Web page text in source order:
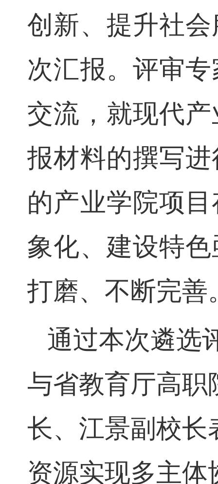
简要介绍产业
创新人才培养
创新、提升社
次汇报。评审
交流，就现代
报材料的撰写
的产业学院项
象化、建设
打磨、不断完
通过本次遴